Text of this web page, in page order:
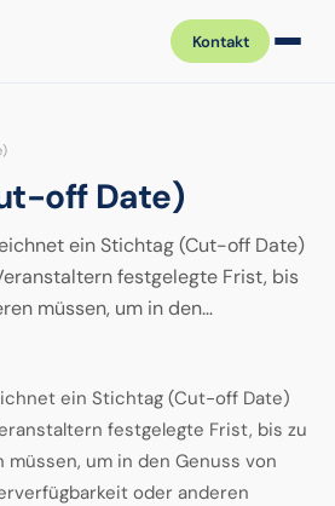
Kontakt
off Date)
ein Stichtag (Cut-off Date)
festgelegte Frist, bis
müssen, um in den…
ein Stichtag (Cut-off Date)
festgelegte Frist, bis zu
um in den Genuss von
oder anderen